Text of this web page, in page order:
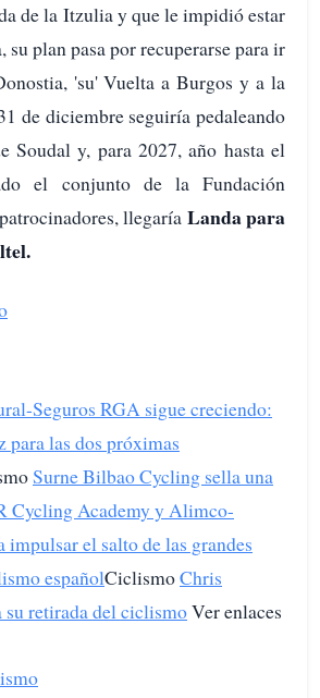
de la Itzulia y que le impidió estar
plan pasa por recuperarse para ir
'su' Vuelta a Burgos y a la
de diciembre seguiría pedaleando
Soudal y, para 2027, año hasta el
el conjunto de la Fundación
llegaría Landa para
Seguros RGA sigue creciendo:
para las dos próximas
Surne Bilbao Cycling sella una
Cycling Academy y Alimco-
impulsar el salto de las grandes
españolCiclismoChris
retirada del ciclismoVer enlaces